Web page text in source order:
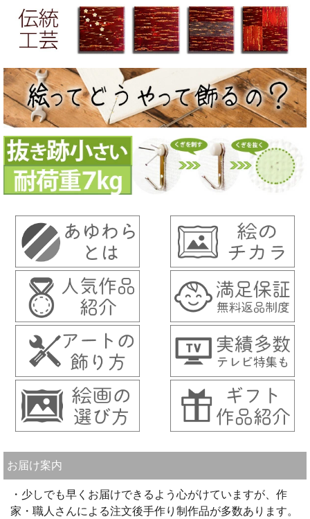
お届け案内
・少しでも早くお届けできるよう心がけていますが、作
家・職人さんによる注文後手作り制作品が多数あります。